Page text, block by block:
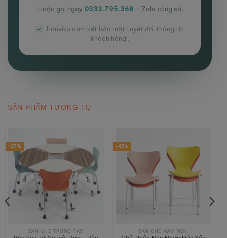
Hoặc gọi ngay 0333.795.368 Zalo cùng số
Hanvika cam kết bảo mật tuyệt đối thông tin
khách hàng!.
SẢN PHẨM TƯƠNG TỰ
-21%
BÀN GHẾ TRUNG TÂM
-42%
BÀN GHẾ MẦM NON